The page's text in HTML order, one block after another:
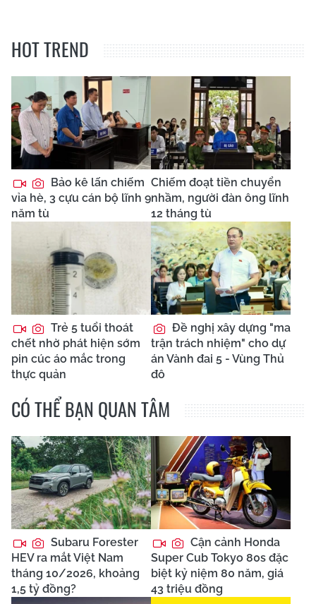
HOT TREND
Bảo kê lấn chiếm
vỉa hè, 3 cựu cán bộ lĩnh 9
năm tù
Chiếm đoạt tiền chuyển
nhầm, người đàn ông lĩnh
12 tháng tù
Trẻ 5 tuổi thoát
chết nhờ phát hiện sớm
pin cúc áo mắc trong
thực quản
Đề nghị xây dựng "ma
trận trách nhiệm" cho dự
án Vành đai 5 - Vùng Thủ
đô
CÓ THỂ BẠN QUAN TÂM
Subaru Forester
HEV ra mắt Việt Nam
tháng 10/2026, khoảng
1,5 tỷ đồng?
Cận cảnh Honda
Super Cub Tokyo 80s đặc
biệt kỷ niệm 80 năm, giá
43 triệu đồng